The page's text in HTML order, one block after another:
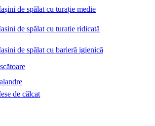
de spălat cu turație medie
de spălat cu turație ridicată
de spălat cu barieră igienică
de călcat